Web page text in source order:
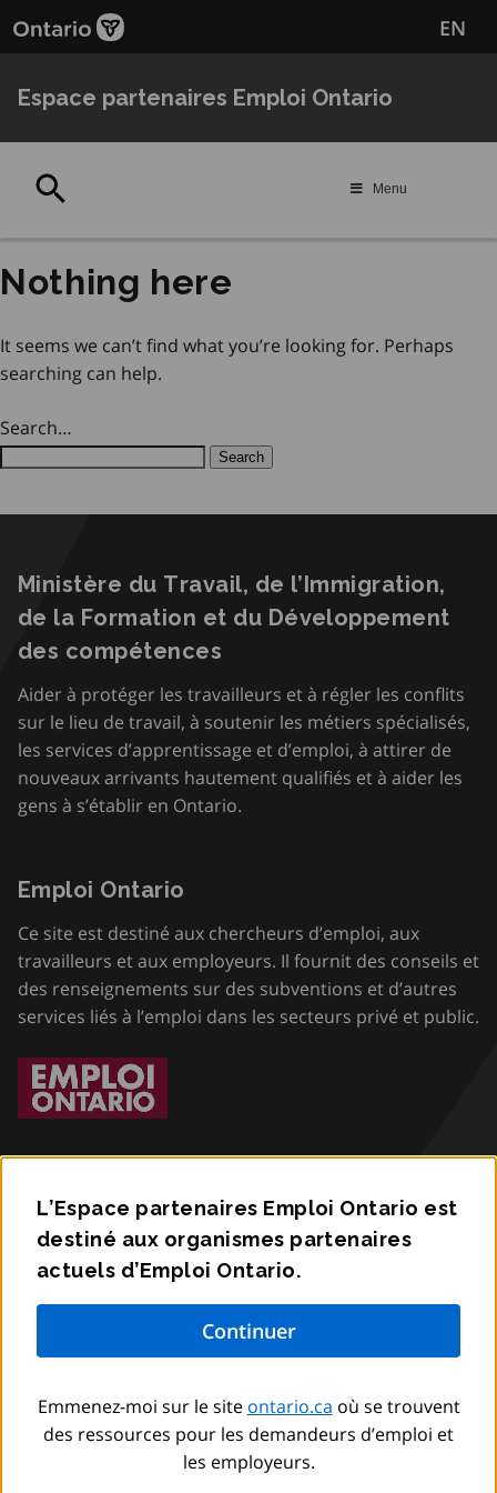
au
principal
au
L’Espace partenaires Emploi Ontario est
destiné aux organismes partenaires
actuels d’Emploi Ontario.
Emmenez-moi sur le site ontario.ca où se trouvent
des ressources pour les demandeurs d’emploi et
les employeurs.
EN
Espace partenaires Emploi Ontario
Menu
Nothing here
It seems we can’t find what you’re looking for. Perhaps
searching can help.
Search…
Ministère du Travail, de l’Immigration,
de la Formation et du Développement
des compétences
Aider à protéger les travailleurs et à régler les conflits
sur le lieu de travail, à soutenir les métiers spécialisés,
les services d’apprentissage et d’emploi, à attirer de
nouveaux arrivants hautement qualifiés et à aider les
gens à s’établir en Ontario.
Emploi Ontario
Ce site est destiné aux chercheurs d’emploi, aux
travailleurs et aux employeurs. Il fournit des conseils et
des renseignements sur des subventions et d’autres
services liés à l’emploi dans les secteurs privé et public.
Accessibilité
Confidentialité
© Imprimeur du Roi pour l’Ontario,2012 –to
2026